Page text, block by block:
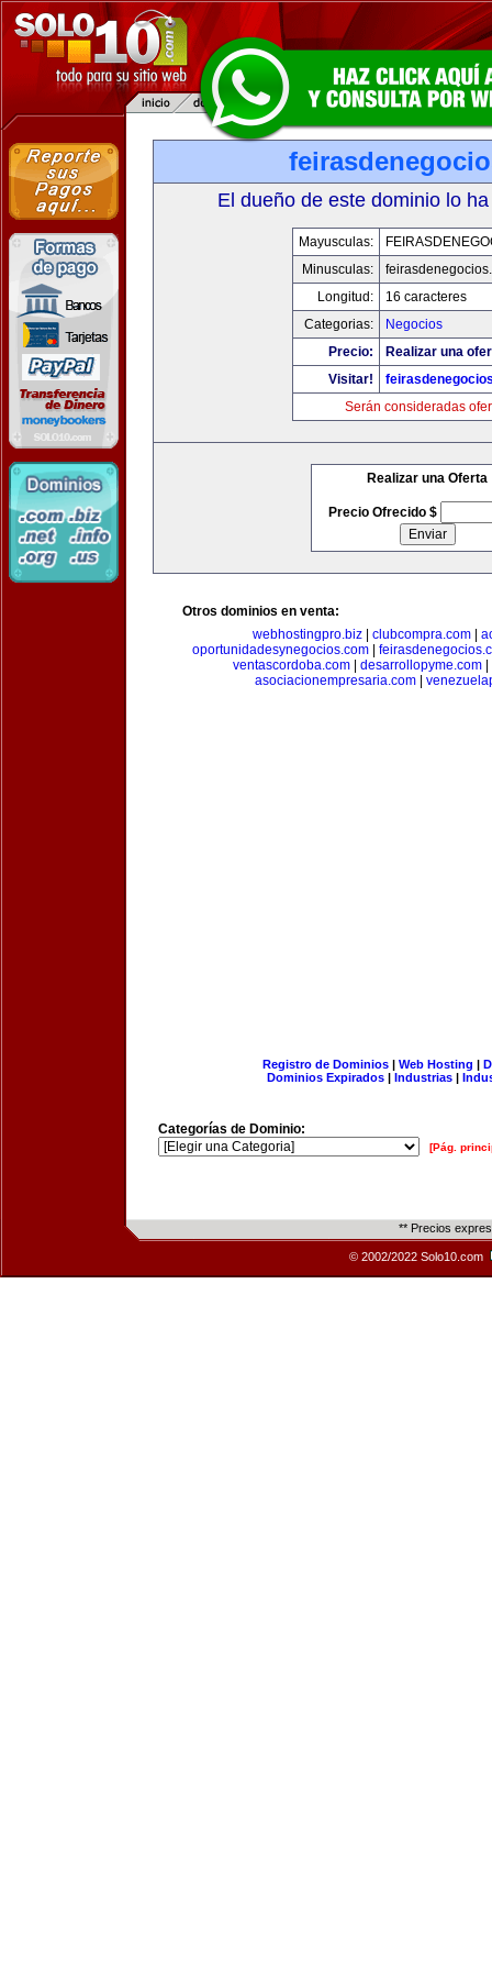
El dueño de este dominio lo
Mayusculas:
Minusculas:
Longitud:
16 caracteres
Categorias:
Negocios
Precio:
Realizar una
Visitar!
Serán consideradas
Realizar una Oferta
Precio Ofrecido $
Otros dominios en venta:
webhostingpro.biz| clubcompra.com|
oportunidadesynegocios.com|
ventascordoba.com| desarrollopyme.com|
asociacionempresaria.com
Registro de Dominios| Web Hosting |
Dominios Expirados | Industrias |
Categorías de Dominio:
[Pág.
** Precios
© 2002/2022 Solo10.com